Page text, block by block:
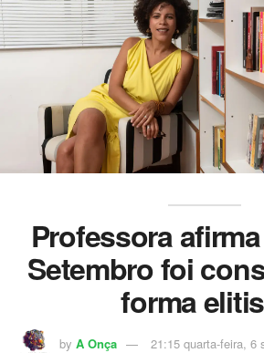
Professora
Setembro foi
forma
by A Onça 21:15 quarta-feira, 6